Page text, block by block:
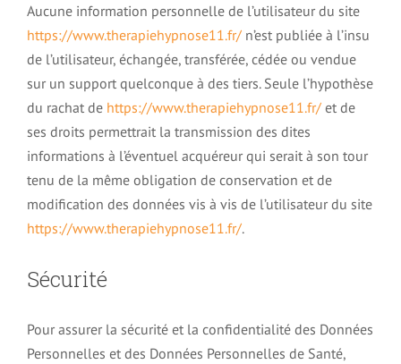
Aucune information personnelle de l’utilisateur du site
https://www.therapiehypnose11.fr/n’est publiée à l’insu
de l’utilisateur, échangée, transférée, cédée ou vendue
sur un support quelconque à des tiers. Seule l’hypothèse
du rachat de https://www.therapiehypnose11.fr/et de
ses droits permettrait la transmission des dites
informations à l’éventuel acquéreur qui serait à son tour
tenu de la même obligation de conservation et de
modification des données vis à vis de l’utilisateur du site
https://www.therapiehypnose11.fr/.
Sécurité
Pour assurer la sécurité et la confidentialité des Données
Personnelles et des Données Personnelles de Santé,